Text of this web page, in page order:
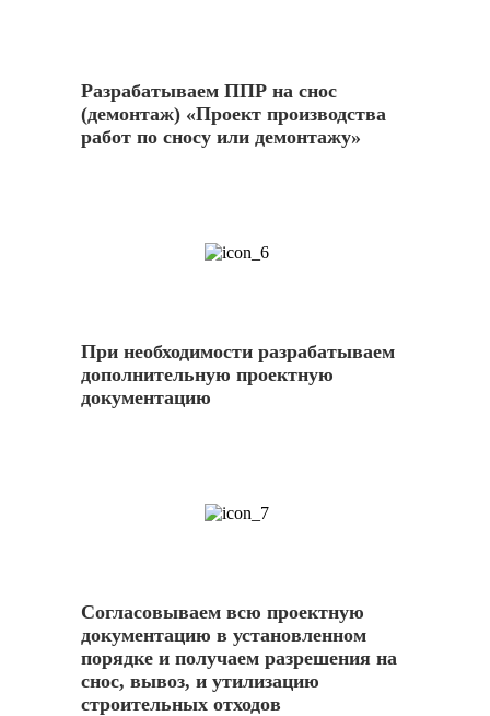
Разрабатываем ППР на снос
(демонтаж) «Проект производства
работ по сносу или демонтажу»
При необходимости разрабатываем
дополнительную проектную
документацию
Согласовываем всю проектную
документацию в установленном
порядке и получаем разрешения на
снос, вывоз, и утилизацию
строительных отходов